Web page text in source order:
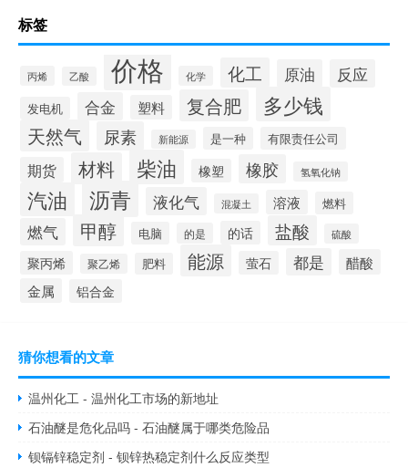
标签
丙烯 乙酸 价格 化学 化工 原油 反应
发电机 合金 塑料 复合肥 多少钱
天然气 尿素 新能源 是一种 有限责任公司
期货 材料 柴油 橡塑 橡胶 氢氧化钠
汽油 沥青 液化气 混凝土 溶液 燃料
燃气 甲醇 电脑 的是 的话 盐酸 硫酸
聚丙烯 聚乙烯 肥料 能源 萤石 都是 醋酸
金属 铝合金
猜你想看的文章
温州化工 - 温州化工市场的新地址
石油醚是危化品吗 - 石油醚属于哪类危险品
钡镉锌稳定剂 - 钡锌热稳定剂什么反应类型